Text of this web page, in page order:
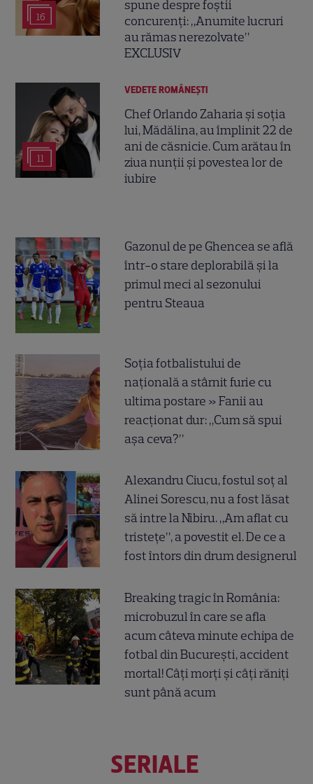
16
spune despre foștii
concurenți: „Anumite lucruri
au rămas nerezolvate”
EXCLUSIV
11
VEDETE ROMÂNEŞTI
Chef Orlando Zaharia și soția
lui, Mădălina, au împlinit 22 de
ani de căsnicie. Cum arătau în
ziua nunții și povestea lor de
iubire
Gazonul de pe Ghencea se află
într-o stare deplorabilă și la
primul meci al sezonului
pentru Steaua
Soția fotbalistului de
națională a stârnit furie cu
ultima postare » Fanii au
reacționat dur: „Cum să spui
așa ceva?”
Alexandru Ciucu, fostul soț al
Alinei Sorescu, nu a fost lăsat
să intre la Nibiru. „Am aflat cu
tristețe”, a povestit el. De ce a
fost întors din drum designerul
Breaking tragic în România:
microbuzul în care se afla
acum câteva minute echipa de
fotbal din București, accident
mortal! Câți morți și câți răniți
sunt până acum
SERIALE